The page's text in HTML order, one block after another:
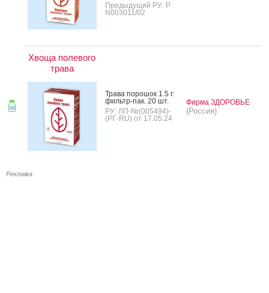
Предыдущий РУ: Р
N003011/02
Хвоща полевого
трава
Тра­ва по­рошок 1.5 г:
филь­тр-пак. 20 шт.
РУ: ЛП-№(005494)-
(РГ-RU) от 17.05.24
Фирма ЗДОРОВЬЕ
(Россия)
Реклама